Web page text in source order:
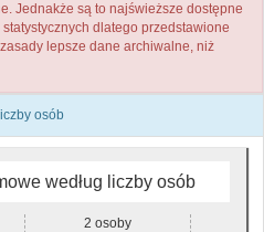
Jednakże są to najświeższe dostępne
dlatego przedstawione
lepsze dane archiwalne, niż
osób
według liczby osób
2 osoby